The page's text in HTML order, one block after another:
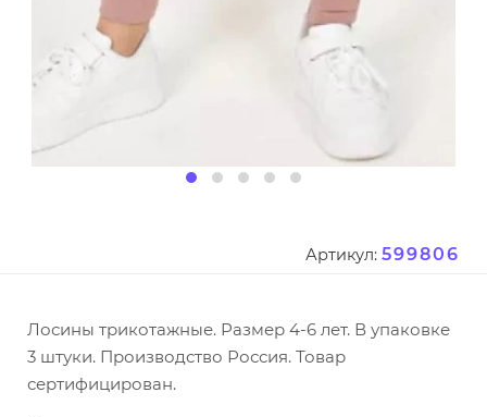
Артикул: 599806
Лосины трикотажные. Размер 4-6 лет. В упаковке
3 штуки. Производство Россия. Товар
сертифицирован.